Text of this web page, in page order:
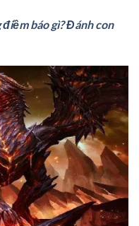
báo gì? Đánh con